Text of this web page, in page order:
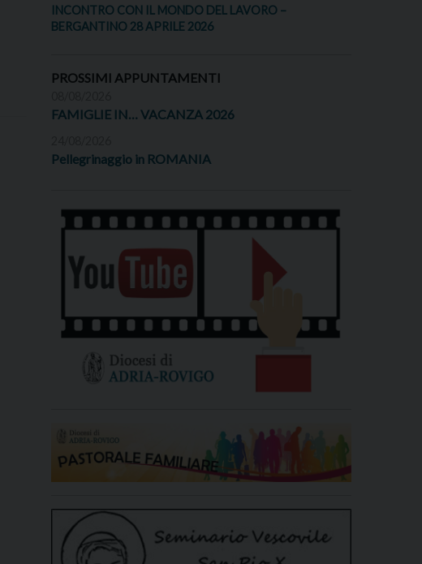
INCONTRO CON IL MONDO DEL LAVORO –
BERGANTINO 28 APRILE 2026
PROSSIMI APPUNTAMENTI
FAMIGLIE IN… VACANZA 2026
Pellegrinaggio in ROMANIA